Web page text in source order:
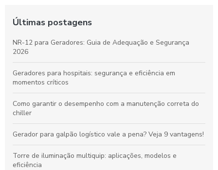
Últimas postagens
NR-12 para Geradores: Guia de Adequação e Segurança
2026
Geradores para hospitais: segurança e eficiência em
momentos críticos
Como garantir o desempenho com a manutenção correta do
chiller
Gerador para galpão logístico vale a pena? Veja 9 vantagens!
Torre de iluminação multiquip: aplicações, modelos e
eficiência